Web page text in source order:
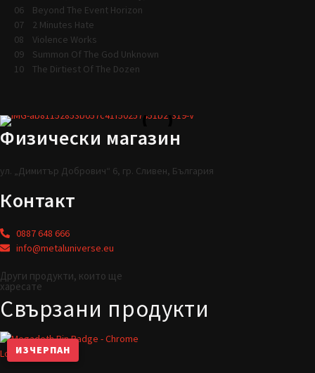
06 Beyond The Event Horizon
07 2 Minutes Hate
08 Violence Works
09 Summon Of The God Unknown
10 The Dirtiest Of The Dozen
Физически магазин
ул. „Димитър Добрович“ 6, гр. Сливен, България
Контакт
0887 648 666
info@metaluniverse.eu
Други продукти, които ще
харесате
Свързани продукти
ИЗЧЕРПАН